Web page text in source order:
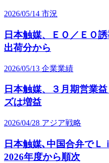
2026/05/14 市況
日本触媒、ＥＯ／ＥＯ
出荷分から
2026/05/13 企業業績
日本触媒、３月期営業
ズは増益
2026/04/28 アジア戦略
日本触媒､中国合弁でＬ
2026年度から順次